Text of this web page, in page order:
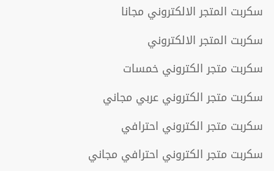
سكربت المتجر الالكتروني مجانا
سكربت المتجر الالكتروني
سكربت متجر الكتروني خمسات
سكربت متجر الكتروني عربي مجاني
سكربت متجر الكتروني احترافي
سكربت متجر الكتروني احترافي مجاني